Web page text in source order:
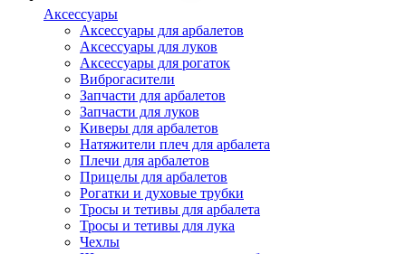
Аксессуары
Аксессуары для арбалетов
Аксессуары для луков
Аксессуары для рогаток
Виброгасители
Запчасти для арбалетов
Запчасти для луков
Киверы для арбалетов
Натяжители плеч для арбалета
Плечи для арбалетов
Прицелы для арбалетов
Рогатки и духовые трубки
Тросы и тетивы для арбалета
Тросы и тетивы для лука
Чехлы